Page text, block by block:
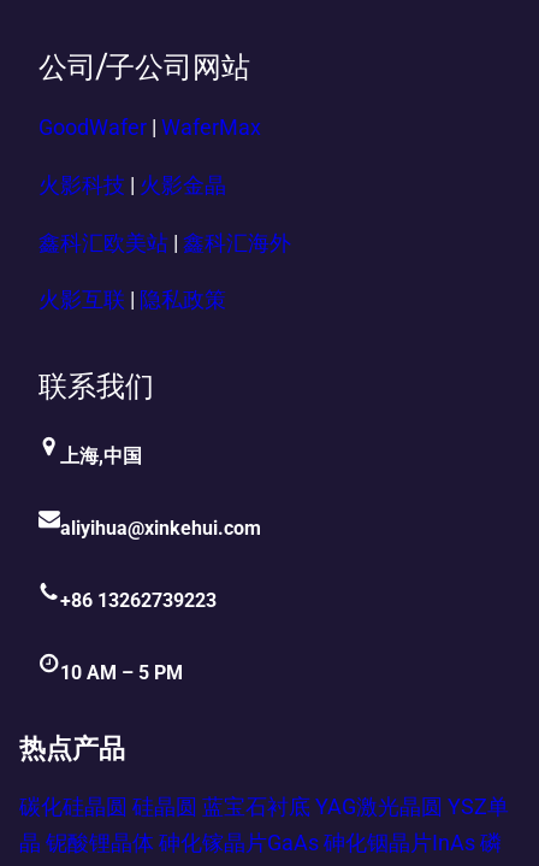
公司/子公司网站
GoodWafer WaferMax
火影科技 火影金晶
鑫科汇欧美站 | 鑫科汇海外
火影互联 隐私政策
联系我们
上海,中国
aliyihua@xinkehui.com
+86 13262739223
10 AM – 5 PM
热点产品
碳化硅晶圆 硅晶圆 蓝宝石衬底 YAG激光晶圆 YSZ单
晶 铌酸锂晶体 砷化镓晶片GaAs 砷化铟晶片InAs 磷